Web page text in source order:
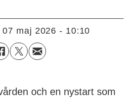
07 maj 2026 - 10:10
och en nystart som